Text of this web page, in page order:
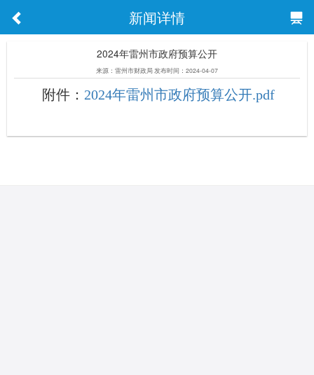
新闻详情
2024年雷州市政府预算公开
来源：雷州市财政局 发布时间：2024-04-07
附件： 2024年雷州市政府预算公开.pdf